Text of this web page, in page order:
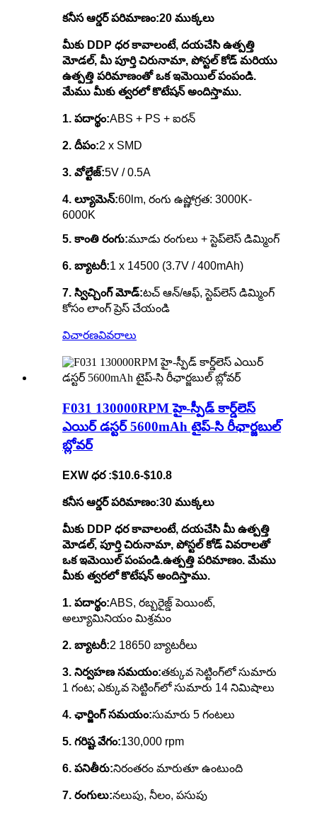
కనీస ఆర్డర్ పరిమాణం:20 ముక్కలు
మీకు DDP ధర కావాలంటే, దయచేసి ఉత్పత్తి
మోడల్, మీ పూర్తి చిరునామా, పోస్టల్ కోడ్ మరియు
ఉత్పత్తి పరిమాణంతో ఒక ఇమెయిల్ పంపండి.
మేము మీకు త్వరలో కొటేషన్ అందిస్తాము.
1. పదార్థం:ABS + PS + ఐరన్
2. దీపం:2 x SMD
3. వోల్టేజ్:5V / 0.5A
4. ల్యూమెన్:60lm, రంగు ఉష్ణోగ్రత: 3000K-
6000K
5. కాంతి రంగు:మూడు రంగులు + స్టెప్‌లెస్ డిమ్మింగ్
6. బ్యాటరీ:1 x 14500 (3.7V / 400mAh)
7. స్విచ్చింగ్ మోడ్:టచ్ ఆన్/ఆఫ్, స్టెప్‌లెస్ డిమ్మింగ్
కోసం లాంగ్ ప్రెస్ చేయండి
విచారణవివరాలు
F031 130000RPM హై-స్పీడ్ కార్డ్‌లెస్
ఎయిర్ డస్టర్ 5600mAh టైప్-సి రీఛార్జబుల్
బ్లోవర్
EXW ధర :$10.6-$10.8
కనీస ఆర్డర్ పరిమాణం:30 ముక్కలు
మీకు DDP ధర కావాలంటే, దయచేసి మీ ఉత్పత్తి
మోడల్, పూర్తి చిరునామా, పోస్టల్ కోడ్ వివరాలతో
ఒక ఇమెయిల్ పంపండి.ఉత్పత్తి పరిమాణం. మేము
మీకు త్వరలో కొటేషన్ అందిస్తాము.
1. పదార్థం:ABS, రబ్బరైజ్డ్ పెయింట్,
అల్యూమినియం మిశ్రమం
2. బ్యాటరీ:2 18650 బ్యాటరీలు
3. నిర్వహణ సమయం:తక్కువ సెట్టింగ్‌లో సుమారు
1 గంట; ఎక్కువ సెట్టింగ్‌లో సుమారు 14 నిమిషాలు
4. ఛార్జింగ్ సమయం:సుమారు 5 గంటలు
5. గరిష్ట వేగం:130,000 rpm
6. పనితీరు:నిరంతరం మారుతూ ఉంటుంది
7. రంగులు:నలుపు, నీలం, పసుపు